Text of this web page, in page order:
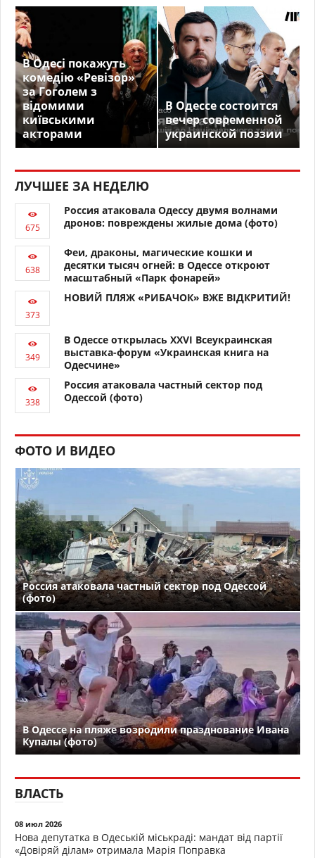
В Одесі покажуть
комедію «Ревізор»
за Гоголем з
відомими
київськими
акторами
В Одессе состоится
вечер современной
украинской поэзии
ЛУЧШЕЕ ЗА НЕДЕЛЮ
Россия атаковала Одессу двумя волнами
дронов: повреждены жилые дома (фото)
Феи, драконы, магические кошки и
десятки тысяч огней: в Одессе откроют
масштабный «Парк фонарей»
НОВИЙ ПЛЯЖ «РИБАЧОК» ВЖЕ ВІДКРИТИЙ!
В Одессе открылась XXVI Всеукраинская
выставка-форум «Украинская книга на
Одесчине»
Россия атаковала частный сектор под
Одессой (фото)
ФОТО И ВИДЕО
Россия атаковала частный сектор под Одессой
(фото)
В Одессе на пляже возродили празднование Ивана
Купалы (фото)
ВЛАСТЬ
08 июл 2026
Нова депутатка в Одеській міськраді: мандат від партії
«Довіряй ділам» отримала Марія Поправка